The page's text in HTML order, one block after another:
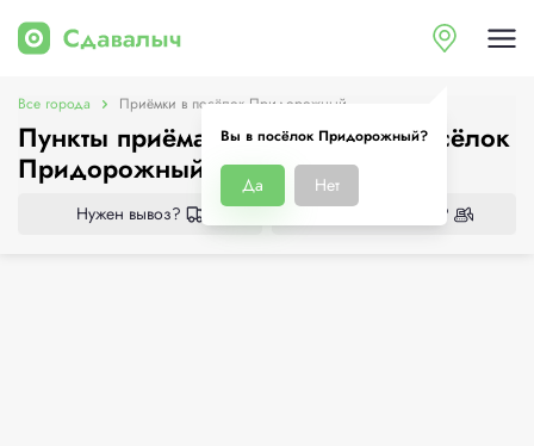
Вы в посёлок Придорожный?
Да Нет
Все города Приёмки в посёлок Придорожный
Пункты приёма металлолома в посёлок
Придорожный
Нужен вывоз? Нужен демонтаж?